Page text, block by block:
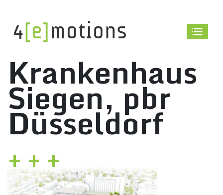
Skip
content
Krankenhaus
Siegen, pbr
Düsseldorf